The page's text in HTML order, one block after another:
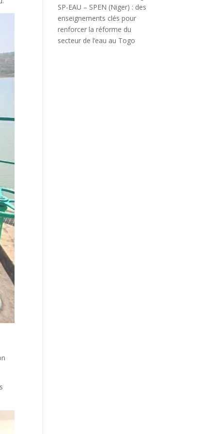
SP-EAU – SPEN (Niger) : des
enseignements clés pour
renforcer la réforme du
secteur de l’eau au Togo